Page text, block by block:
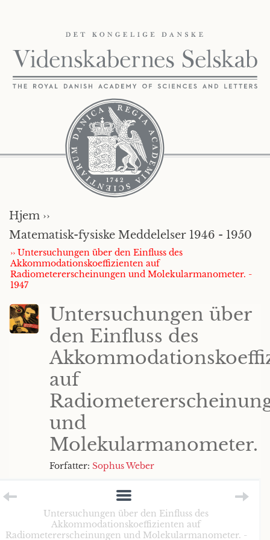
Hjem ››
Matematisk-fysiske Meddelelser 1946 - 1950
›› Untersuchungen über den Einfluss des
Akkommodationskoeffizienten auf
Radiometererscheinungen und Molekularmanometer. -
1947
Untersuchungen über
den Einfluss des
auf
und
Molekularmanometer.
Forfatter: Sophus Weber
Untersuchungen über den Einfluss des
Akkommodationskoeffizienten auf
Radiometererscheinungen und Molekularmanometer. -